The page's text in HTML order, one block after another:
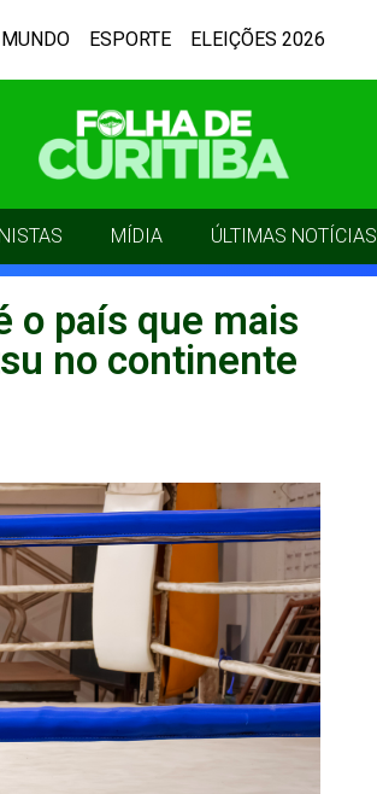
MUNDO ESPORTE ELEIÇÕES 2026
MÍDIA ÚLTIMAS NOTÍCIAS
o país que mais
no continente